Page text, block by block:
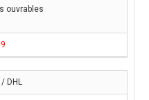
ouvrables
DHL